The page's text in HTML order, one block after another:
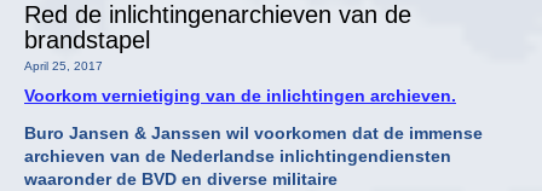
Red de inlichtingenarchieven van de
brandstapel
April 25, 2017
Voorkom vernietiging van de inlichtingen archieven.
Buro Jansen & Janssen wil voorkomen dat de immense
archieven van de Nederlandse inlichtingendiensten
waaronder de BVD en diverse militaire